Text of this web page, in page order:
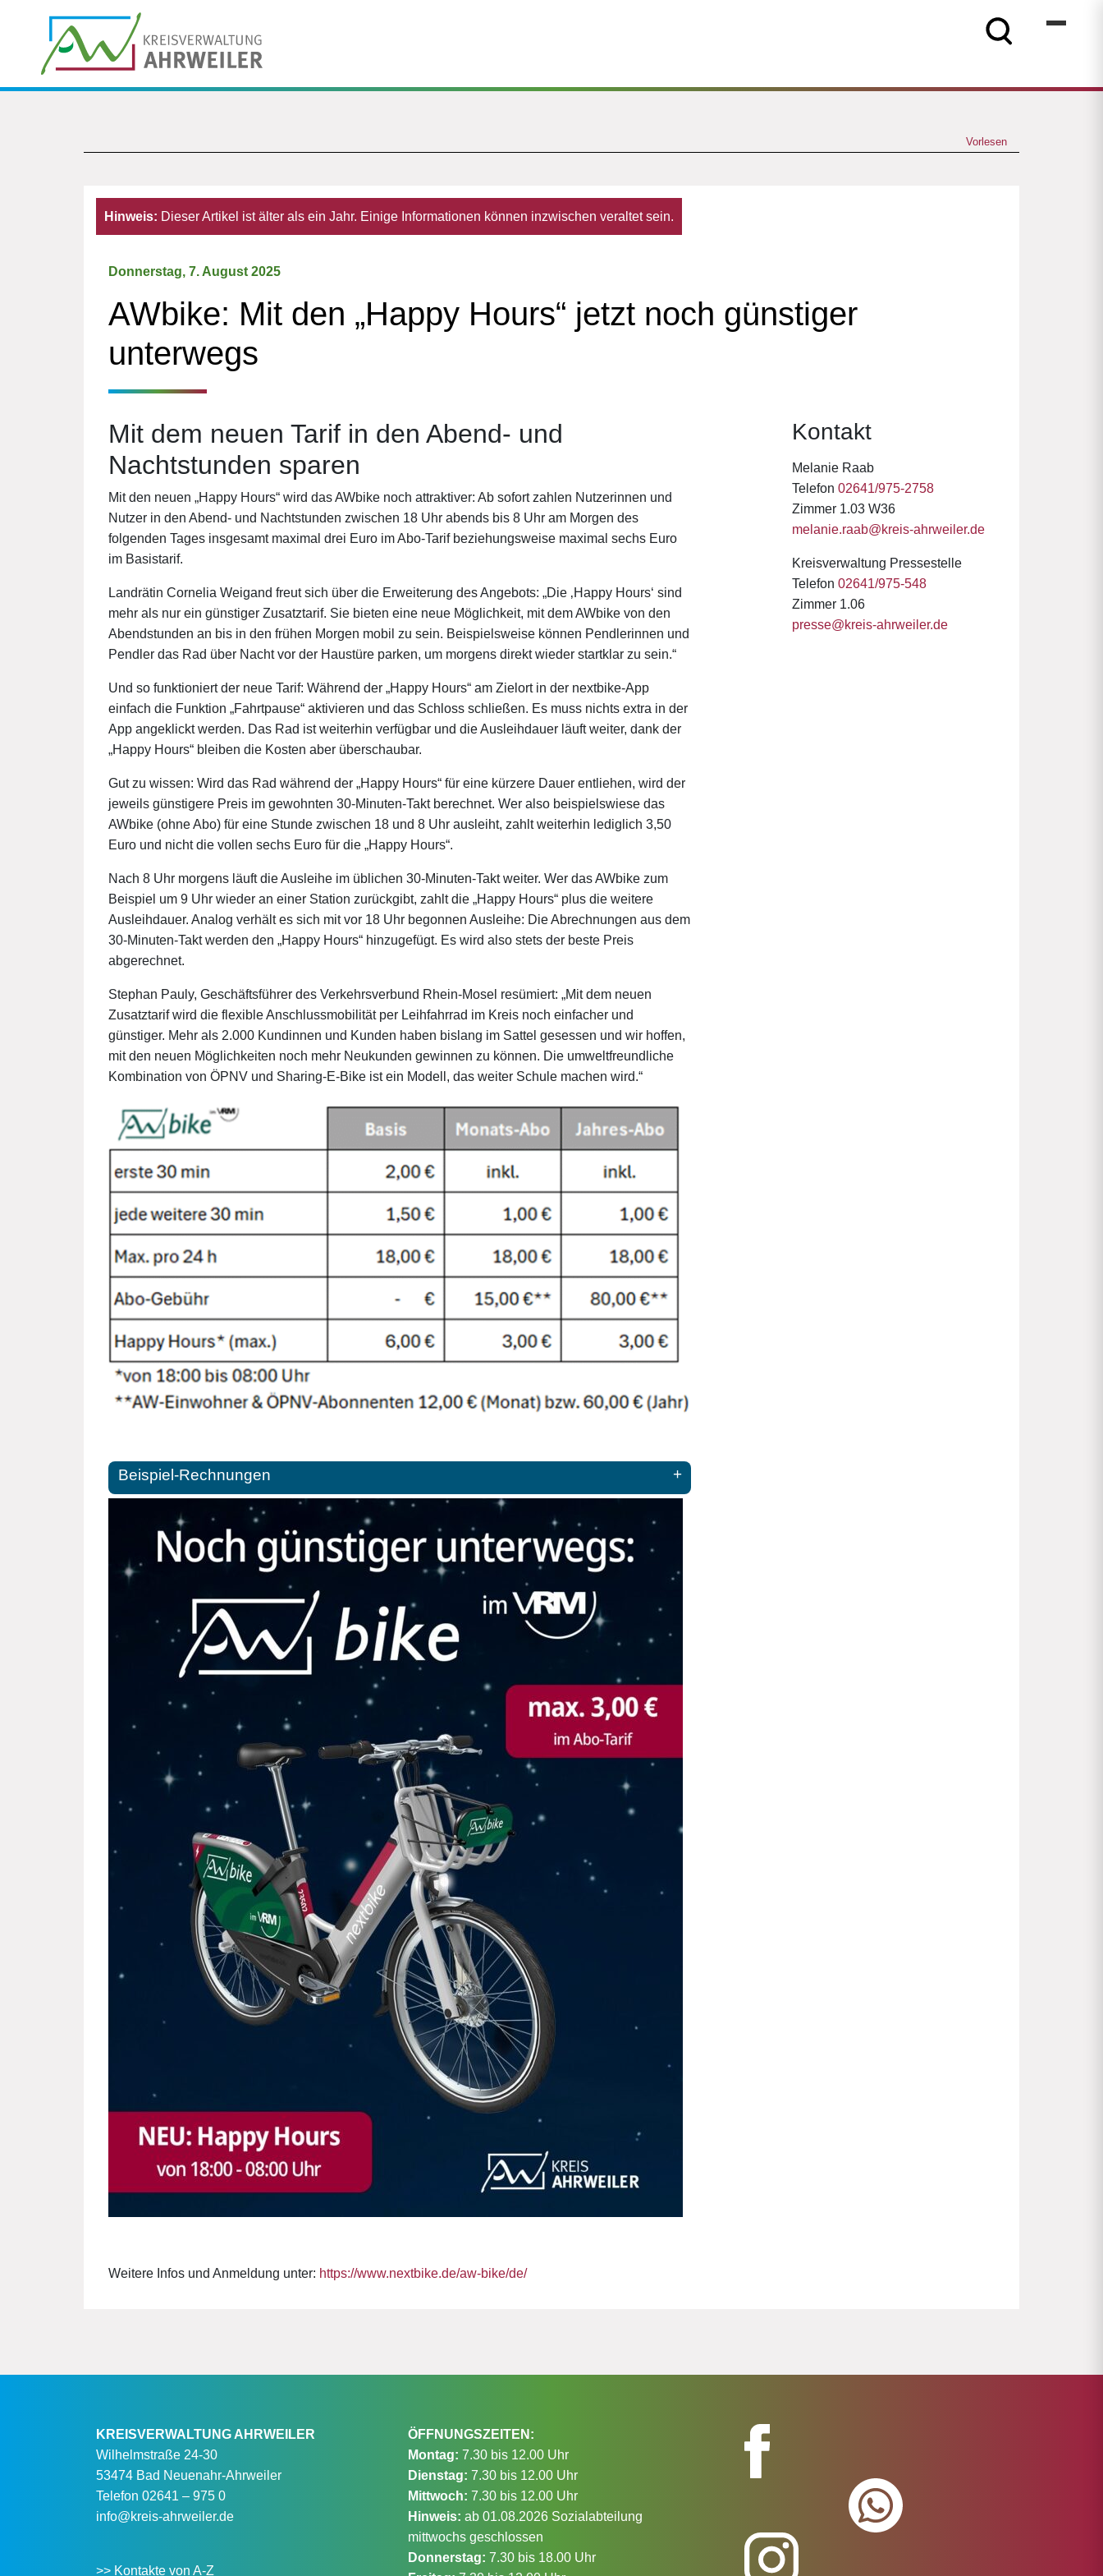
Vorlesen
Hinweis: Dieser Artikel ist älter als ein Jahr. Einige Informationen können inzwischen veraltet sein.
Donnerstag, 7. August 2025
AWbike: Mit den „Happy Hours“ jetzt noch günstiger
unterwegs
Mit dem neuen Tarif in den Abend- und
Nachtstunden sparen
Mit den neuen „Happy Hours“ wird das AWbike noch attraktiver: Ab sofort zahlen Nutzerinnen und
Nutzer in den Abend- und Nachtstunden zwischen 18 Uhr abends bis 8 Uhr am Morgen des
folgenden Tages insgesamt maximal drei Euro im Abo-Tarif beziehungsweise maximal sechs Euro
im Basistarif.
Landrätin Cornelia Weigand freut sich über die Erweiterung des Angebots: „Die ‚Happy Hours‘ sind
mehr als nur ein günstiger Zusatztarif. Sie bieten eine neue Möglichkeit, mit dem AWbike von den
Abendstunden an bis in den frühen Morgen mobil zu sein. Beispielsweise können Pendlerinnen und
Pendler das Rad über Nacht vor der Haustüre parken, um morgens direkt wieder startklar zu sein.“
Und so funktioniert der neue Tarif: Während der „Happy Hours“ am Zielort in der nextbike-App
einfach die Funktion „Fahrtpause“ aktivieren und das Schloss schließen. Es muss nichts extra in der
App angeklickt werden. Das Rad ist weiterhin verfügbar und die Ausleihdauer läuft weiter, dank der
„Happy Hours“ bleiben die Kosten aber überschaubar.
Gut zu wissen: Wird das Rad während der „Happy Hours“ für eine kürzere Dauer entliehen, wird der
jeweils günstigere Preis im gewohnten 30-Minuten-Takt berechnet. Wer also beispielswiese das
AWbike (ohne Abo) für eine Stunde zwischen 18 und 8 Uhr ausleiht, zahlt weiterhin lediglich 3,50
Euro und nicht die vollen sechs Euro für die „Happy Hours“.
Nach 8 Uhr morgens läuft die Ausleihe im üblichen 30-Minuten-Takt weiter. Wer das AWbike zum
Beispiel um 9 Uhr wieder an einer Station zurückgibt, zahlt die „Happy Hours“ plus die weitere
Ausleihdauer. Analog verhält es sich mit vor 18 Uhr begonnen Ausleihe: Die Abrechnungen aus dem
30-Minuten-Takt werden den „Happy Hours“ hinzugefügt. Es wird also stets der beste Preis
abgerechnet.
Stephan Pauly, Geschäftsführer des Verkehrsverbund Rhein-Mosel resümiert: „Mit dem neuen
Zusatztarif wird die flexible Anschlussmobilität per Leihfahrrad im Kreis noch einfacher und
günstiger. Mehr als 2.000 Kundinnen und Kunden haben bislang im Sattel gesessen und wir hoffen,
mit den neuen Möglichkeiten noch mehr Neukunden gewinnen zu können. Die umweltfreundliche
Kombination von ÖPNV und Sharing-E-Bike ist ein Modell, das weiter Schule machen wird.“
Beispiel-Rechnungen
Weitere Infos und Anmeldung unter: https://www.nextbike.de/aw-bike/de/
Kontakt
Melanie Raab
Telefon 02641/975-2758
Zimmer 1.03 W36
melanie.raab@kreis-ahrweiler.de
Kreisverwaltung Pressestelle
Telefon 02641/975-548
Zimmer 1.06
presse@kreis-ahrweiler.de
KREISVERWALTUNG AHRWEILER
Wilhelmstraße 24-30
53474 Bad Neuenahr-Ahrweiler
Telefon 02641 – 975 0
info@kreis-ahrweiler.de
>> Kontakte von A-Z
ÖFFNUNGSZEITEN:
Montag: 7.30 bis 12.00 Uhr
Dienstag: 7.30 bis 12.00 Uhr
Mittwoch: 7.30 bis 12.00 Uhr
Hinweis: ab 01.08.2026 Sozialabteilung
mittwochs geschlossen
Donnerstag: 7.30 bis 18.00 Uhr